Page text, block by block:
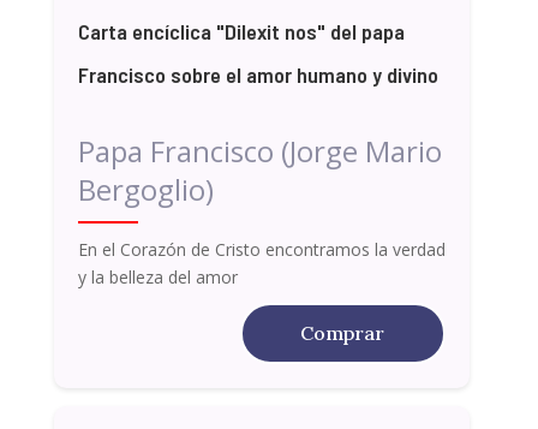
Carta encíclica "Dilexit nos" del papa
Francisco sobre el amor humano y divino
Papa Francisco (Jorge Mario
Bergoglio)
En el Corazón de Cristo encontramos la verdad
y la belleza del amor
Comprar